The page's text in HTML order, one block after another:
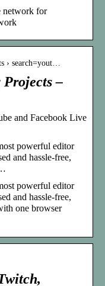
network for
› search=yout…
Projects –
and Facebook Live
powerful editor
and hassle-free,
powerful editor
and hassle-free,
one browser